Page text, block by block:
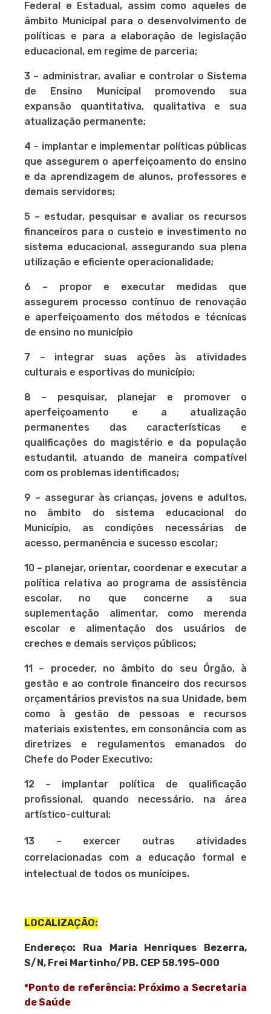
Federal e Estadual, assim como aqueles de
âmbito Municipal para o desenvolvimento de
políticas e para a elaboração de legislação
educacional, em regime de parceria;
3 – administrar, avaliar e controlar o Sistema
de Ensino Municipal promovendo sua
expansão quantitativa, qualitativa e sua
atualização permanente;
4 – implantar e implementar políticas públicas
que assegurem o aperfeiçoamento do ensino
e da aprendizagem de alunos, professores e
demais servidores;
5 – estudar, pesquisar e avaliar os recursos
financeiros para o custeio e investimento no
sistema educacional, assegurando sua plena
utilização e eficiente operacionalidade;
6 – propor e executar medidas que
assegurem processo contínuo de renovação
e aperfeiçoamento dos métodos e técnicas
de ensino no município
7 – integrar suas ações às atividades
culturais e esportivas do município;
8 – pesquisar, planejar e promover o
aperfeiçoamento e a atualização
permanentes das características e
qualificações do magistério e da população
estudantil, atuando de maneira compatível
com os problemas identificados;
9 – assegurar às crianças, jovens e adultos,
no âmbito do sistema educacional do
Município, as condições necessárias de
acesso, permanência e sucesso escolar;
10 – planejar, orientar, coordenar e executar a
política relativa ao programa de assistência
escolar, no que concerne a sua
suplementação alimentar, como merenda
escolar e alimentação dos usuários de
creches e demais serviços públicos;
11 – proceder, no âmbito do seu Órgão, à
gestão e ao controle financeiro dos recursos
orçamentários previstos na sua Unidade, bem
como à gestão de pessoas e recursos
materiais existentes, em consonância com as
diretrizes e regulamentos emanados do
Chefe do Poder Executivo;
12 – implantar política de qualificação
profissional, quando necessário, na área
artístico-cultural;
13 – exercer outras atividades
correlacionadas com a educação formal e
intelectual de todos os munícipes.
LOCALIZAÇÃO:
Endereço: Rua Maria Henriques Bezerra,
S/N, Frei Martinho/PB. CEP 58.195-000
*Ponto de referência: Próximo a Secretaria
de Saúde